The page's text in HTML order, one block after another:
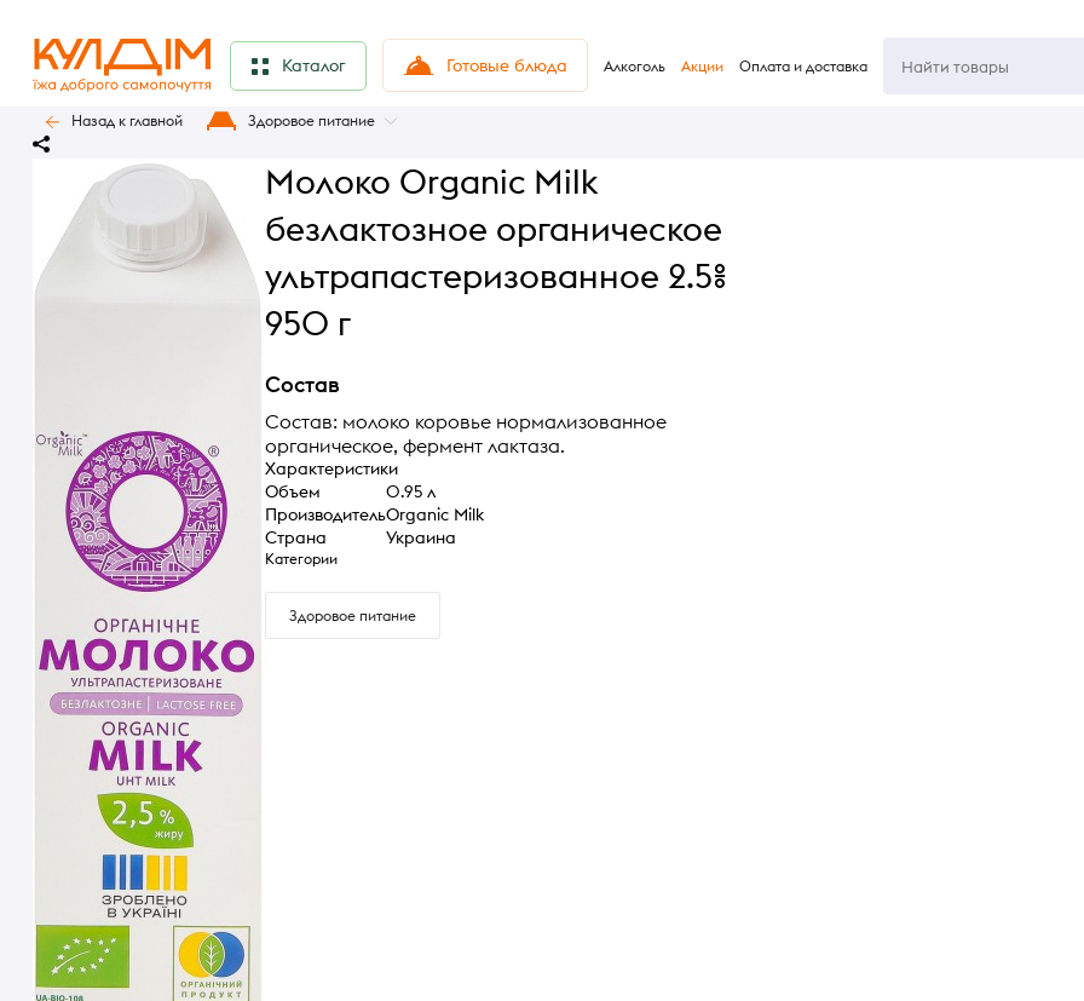
Каталог Готовые блюда Алкоголь Акции Оплата и доставка
Назад к главной Здоровое питание
Молоко Organic Milk
безлактозное органическое
ультрапастеризованное 2.5%
950 г
Состав
Состав: молоко коровье нормализованное
органическое, фермент лактаза.
Характеристики
Объем
0.95 л
ПроизводительOrganic Milk
Страна
Украина
Категории
Здоровое питание